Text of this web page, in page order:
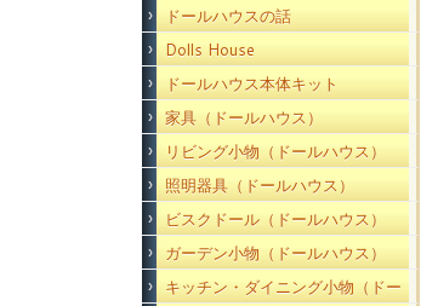
ドールハウスの話
Dolls House
ドールハウス本体キット
家具（ドールハウス）
リビング小物（ドールハウス）
照明器具（ドールハウス）
ビスクドール（ドールハウス）
ガーデン小物（ドールハウス）
キッチン・ダイニング小物（ドー